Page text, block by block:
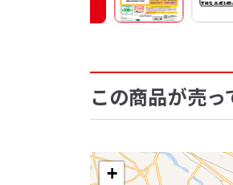
この商品が売
+